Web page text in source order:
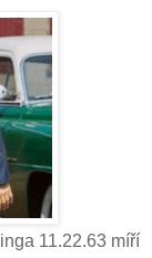
11.22.63 míří